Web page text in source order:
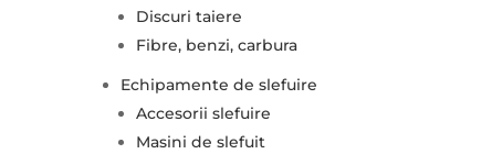
Discuri taiere
Fibre, benzi, carbura
Echipamente de slefuire
Accesorii slefuire
Masini de slefuit